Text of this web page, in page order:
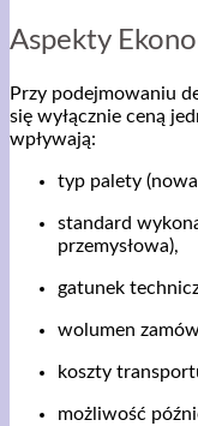
Aspekty
Przy podejmowaniu
się wyłącznie ceną
wpływają:
typ palety
standard
przemysłowa),
gatunek
wolumen
koszty
możliwość